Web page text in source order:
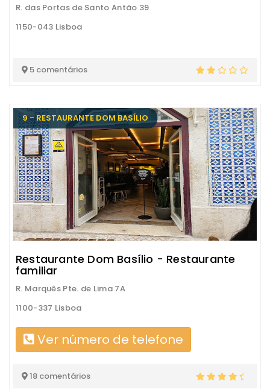
R. das Portas de Santo Antão 39
1150-043 Lisboa
5 comentários
9 - RESTAURANTE DOM BASÍLIO
Restaurante Dom Basílio - Restaurante
familiar
R. Marquês Pte. de Lima 7A
1100-337 Lisboa
Ver número de telefone
18 comentários